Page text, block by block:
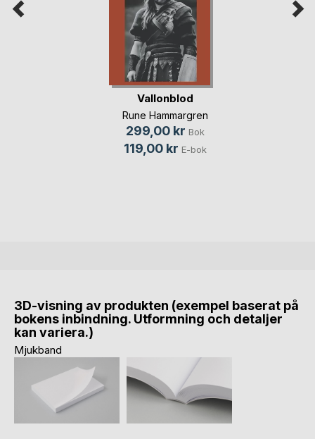
Vallonblod
Rune Hammargren
299,00 kr Bok
119,00 kr E-bok
3D-visning av produkten (exempel baserat på
bokens inbindning. Utformning och detaljer
kan variera.)
Mjukband